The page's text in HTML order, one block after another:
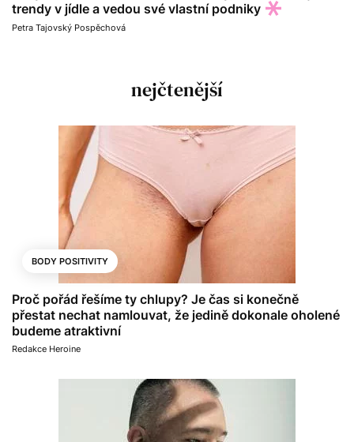
trendy v jídle a vedou své vlastní podniky
Petra Tajovský Pospěchová
nejčtenější
BODY POSITIVITY
Proč pořád řešíme ty chlupy? Je čas si konečně
přestat nechat namlouvat, že jedině dokonale oholené
budeme atraktivní
Redakce Heroine